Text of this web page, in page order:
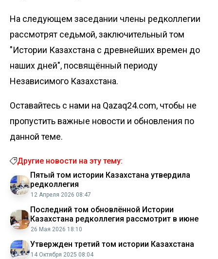
На следующем заседании члены редколлегии
рассмотрят седьмой, заключительный том
"Истории Казахстана с древнейших времен до
наших дней", посвящённый периоду
Независимого Казахстана.
Оставайтесь с нами на Qazaq24.com, чтобы не
пропустить важные новости и обновления по
данной теме.
Другие новости на эту тему:
Пятый том истории Казахстана утвердила
редколлегия
12 Апреля 2026 08:47
Последний том обновлённой Истории
Казахстана редколлегия рассмотрит в июне
26 Мая 2026 18:10
Утвержден третий том истории Казахстана
14 Октября 2025 08:04